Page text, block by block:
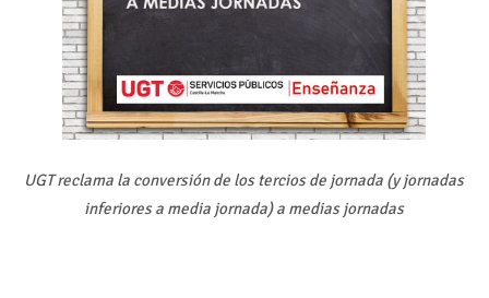
UGT reclama la conversión de los tercios de jornada (y jornadas
inferiores a media jornada) a medias jornadas